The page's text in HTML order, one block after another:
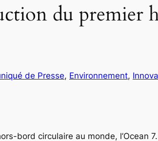
du premier
de Presse, Environnement,
bord circulaire au monde, l’Ocean